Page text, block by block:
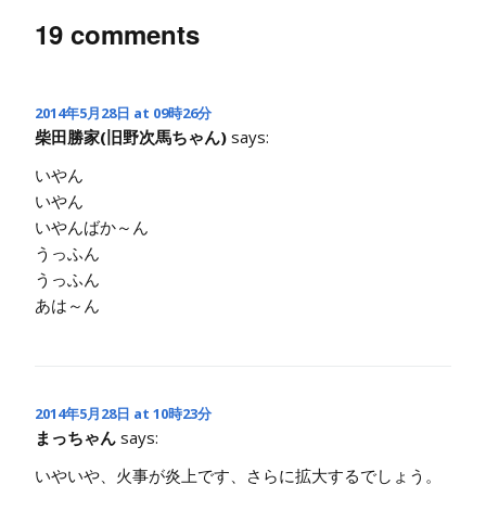
19 comments
2014年5月28日 at 09時26分
柴田勝家(旧野次馬ちゃん) says:
いやん
いやん
いやんばか～ん
うっふん
うっふん
あは～ん
2014年5月28日 at 10時23分
まっちゃん says:
いやいや、火事が炎上です、さらに拡大するでしょう。